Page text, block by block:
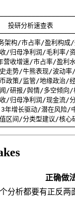
研分析速查
架构/市占率/盈利
母净利润/毛利率
收增速/市占率/盈
走势/牛熊表现/波
策/监管/地缘政治/
/研报/舆情/多空
母净利润/现金流/
增长驱动/潜在风险
区间/分类型建议/
正确做
分析都要有正反两